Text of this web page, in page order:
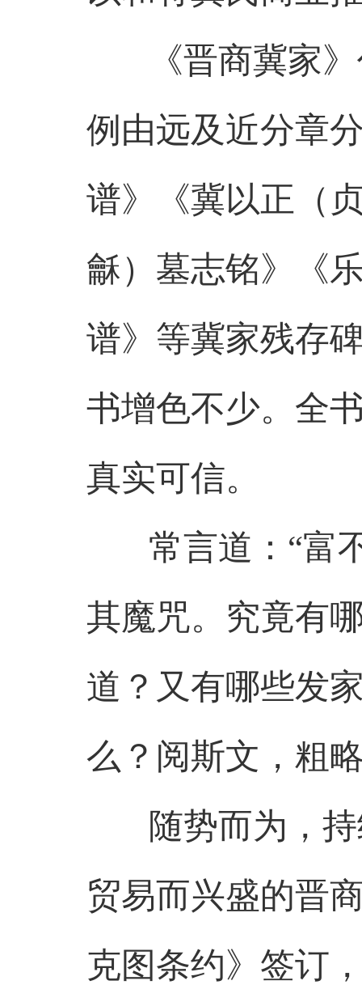
《晋商冀家》
例由远及近分章
谱》《冀以正（
龢）墓志铭》《
谱》等冀家残存
书增色不少。全
真实可信。
常言道：“富不
其魔咒。究竟有
道？又有哪些发
么？阅斯文，粗
随势而为，持
贸易而兴盛的晋
克图条约》签订